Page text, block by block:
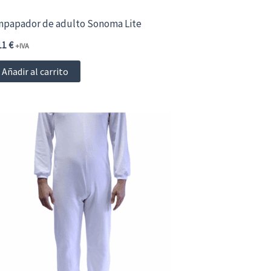
producto
de adulto Sonoma Lite
€ +IVA
Añadir al carrito